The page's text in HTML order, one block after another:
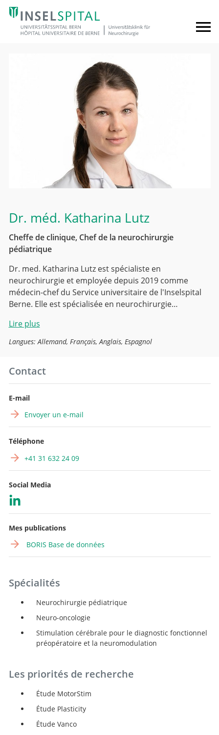
Dr. méd. Katharina Lutz
Cheffe de clinique, Chef de la neurochirurgie
pédiatrique
Dr. med. Katharina Lutz est spécialiste en
neurochirurgie et employée depuis 2019 comme
médecin-chef du Service universitaire de l'Inselspital
Berne. Elle est spécialisée en neurochirurgie…
Lire plus
Langues: Allemand, Français, Anglais, Espagnol
Contact
E-mail
Envoyer un e-mail
Téléphone
+41 31 632 24 09
Social Media
Mes publications
BORIS Base de données
Spécialités
Neurochirurgie pédiatrique
Neuro-oncologie
Stimulation cérébrale pour le diagnostic fonctionnel
préopératoire et la neuromodulation
Les priorités de recherche
Étude MotorStim
Étude Plasticity
Étude Vanco